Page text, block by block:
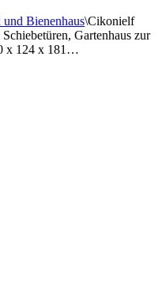
und Bienenhaus\Cikonielf
Gartenhaus zur
x 124 x 181…